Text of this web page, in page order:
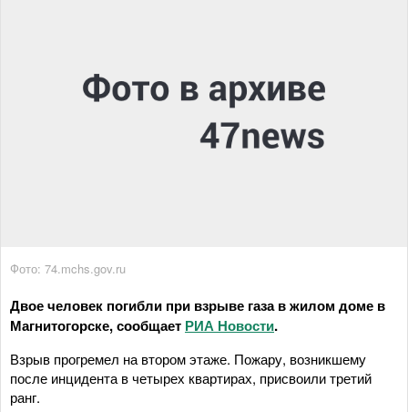
Фото: 74.mchs.gov.ru
Двое человек погибли при взрыве газа в жилом доме в
Магнитогорске, сообщает РИА Новости.
Взрыв прогремел на втором этаже. Пожару, возникшему
после инцидента в четырех квартирах, присвоили третий
ранг.